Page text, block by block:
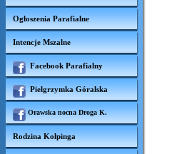
Ogłoszenia Parafialne
Intencje Mszalne
Facebook Parafialny
Pielgrzymka Góralska
Orawska nocna Droga K.
Rodzina Kolpinga